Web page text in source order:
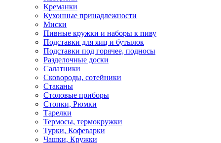
Креманки
Кухонные принадлежности
Миски
Пивные кружки и наборы к пиву
Подставки для яиц и бутылок
Подставки под горячее, подносы
Разделочные доски
Салатники
Сковороды, сотейники
Стаканы
Столовые приборы
Стопки, Рюмки
Тарелки
Термосы, термокружки
Турки, Кофеварки
Чашки, Кружки